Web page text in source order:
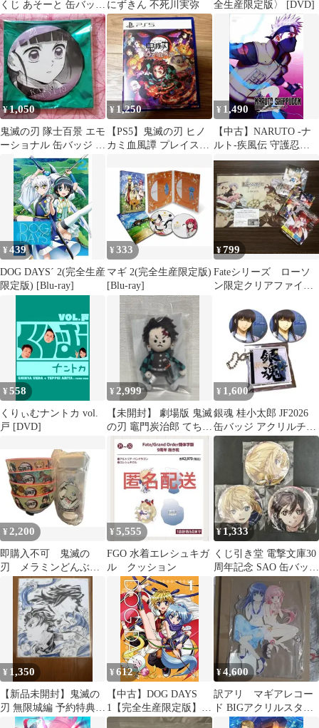
くじ あそーと 缶バッ
ジ 悲鳴嶼行冥 時透
無一郎
にずきん 不死川実弥 全生産限定版〉 [DVD]
¥1,050
鬼滅の刃 隊士百景 エモ
ーショナル 缶バッジ カ
ナヲ 22
¥ 1,250
【PS5】鬼滅の刃 ヒノ
カミ血風譚 プレイステ
トステッカー
¥ 1,490
【中古】NARUTO -ナ
ルト-疾風伝 守護忍十
二士の章 02 [DVD]
¥439
DOG DAYS´ 2(完全生産
限定版) [Blu-ray]
¥333
マギ 2(完全生産限定版)
[Blu-ray]
¥799
Fateシリーズ ローソ
ン限定クリアファイ
ド FGO
¥558
くりぃむナントカ vol.
戸 [DVD]
¥ 2,999
【未開封】 劇場版 鬼滅
の刃 竈門炭治郎 てちて
ちマスコット 購入特典
¥ 1,600
銀魂 桂小太郎 JF2026
缶バッジ アクリルチャ
ーム セット
¥ 2,200
即購入不可 鬼滅の
刃 メラミンどんぶり4
つ・クリアボトル
¥5,555
FGO 水着エレシュキガ
ル クッション
¥ 1,333
くじ引き堂 電撃文庫30
周年記念 SAO 缶バッジ
アリス キリト ユージオ
¥ 1,350
【新品未開封】鬼滅の
刃 無限城編 予約特典
描き下ろしイラスト色
¥612
【中古】DOG DAYS
1【完全生産限定版】
[DVD]
¥4,600
訳アリ マギアレコー
ド BIGアクリルスタン
ド 環いろは 七海やちよ